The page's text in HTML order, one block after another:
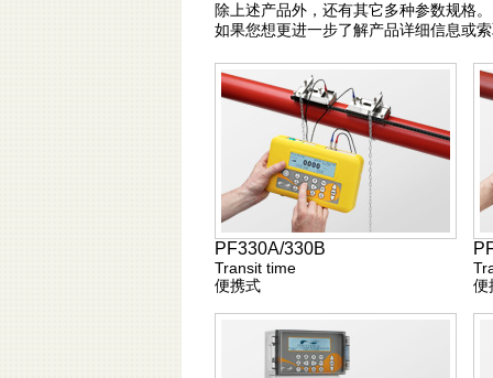
除上述产品外，还有其它多种参数规格。
如果您想更进一步了解产品详细信息或
PF330A/330B
Transit time
便携式
便